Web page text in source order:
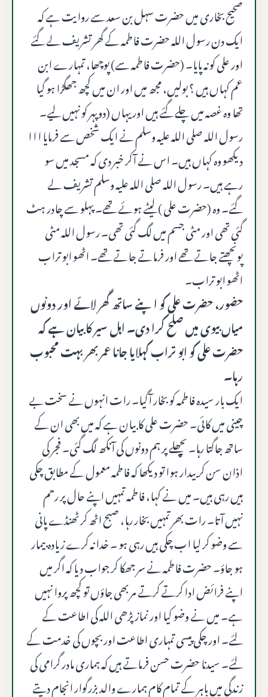
صحیح بخاری میں حضرت سہل بن سعد سے روایت ہے کہ
ایک دن رسول اللہ حضرت فاطمہ کے گھر تشریف لے گئے
اور علی کو نہ پایا۔ (حضرت فاطمہ سے) پوچھا، تمہارے ابن
عم کہاں ہیں ؟ بولیں، مجھ میں اور ان میں کچھ جھگڑا ہو گیا
تھا وہ غصہ میں چلے گئے ہیں اور یہاں (دوپہر کو نہیں لیے۔
رسول اللہ صلى الله عليه وسلم نے ایک شخص سے فرمایا ا ا ا
دیکھو وہ کہاں ہیں۔ اس نے آکر خبر دی کہ مسجد میں سو
رہے ہیں۔ رسول اللہ صلى الله عليه وسلم تشریف لے
گئے۔ وہ (حضرت علی ) لیٹے ہوئے تھے۔ پہلو سے چادر ہٹ
گئی تھی اور مٹی جسم میں لگ گئی تھی۔ رسول اللہ مٹی
پونچھتے جاتے تھے اور فرماتے جاتے تھے۔ اٹھو ابو تراب
اٹھو ابو تراب۔
حضور، حضرت علی کو اپنے ساتھ گھر لائے اور دونوں
میاں بیوی میں صلح کرا دی۔ اہل سیر کا بیان ہے کہ
حضرت علی کو ابو تراب کہلایا جانا عمر بھر بہت محبوب
رہا۔
ایک بار سیدہ فاطمہ کو بخار آگیا۔ رات انہوں نے سخت بے
چینی میں کائی۔ حضرت علی کا بیان ہے کہ میں بھی ان کے
ساتھ جاگتا رہا۔ پچھلے پر ہم دونوں کی آنکھ لگ گئی۔ فجر کی
اذان سن کر بیدار ہوا تو دیکھا کہ فاطمہ معمول کے مطابق چکی
ہیں رہی ہیں۔ میں نے کہا، فاطمہ تمہیں اپنے حال پر رحم
نہیں آتا۔ رات بھر تمہیں بخار رہا، صبح اٹھ کر ٹھنڈے پانی
سے وضو کر لیا اب چکی ہیں رہی ہو ۔ خدا نہ کرے زیادہ بیمار
ہو جاؤ۔ حضرت فاطمہ نے سر جھکا کر جواب دیا کہ اگر میں
اپنے فرائض ادا کرتے کرتے مر بھی جاؤں تو کچھ پروا نہیں
ہے۔ میں نے وضو کیا اور نماز پڑھی اللہ کی اطاعت کے
لئے۔ اور چکی پیسی تمہاری اطاعت اور بچوں کی خدمت کے
لئے۔ سیدنا حضرت حسن فرماتے ہیں کہ ہماری مادر گرامی کی
زندگی میں باہر کے تمام کام ہمارے والد بزرگوار انجام دیتے